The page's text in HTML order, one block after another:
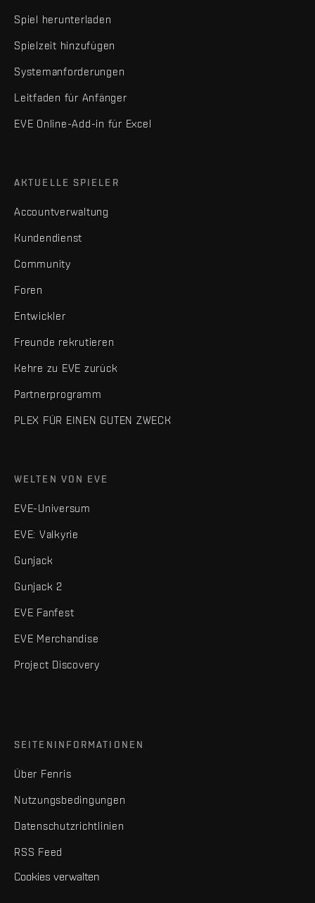
Spiel herunterladen
Spielzeit hinzufügen
Systemanforderungen
Leitfaden für Anfänger
EVE Online-Add-in für Excel
AKTUELLE SPIELER
Accountverwaltung
Kundendienst
Community
Foren
Entwickler
Freunde rekrutieren
Kehre zu EVE zurück
Partnerprogramm
PLEX FÜR EINEN GUTEN ZWECK
WELTEN VON EVE
EVE-Universum
EVE: Valkyrie
Gunjack
Gunjack 2
EVE Fanfest
EVE Merchandise
Project Discovery
SEITENINFORMATIONEN
Über Fenris
Nutzungsbedingungen
Datenschutzrichtlinien
RSS Feed
Cookies verwalten